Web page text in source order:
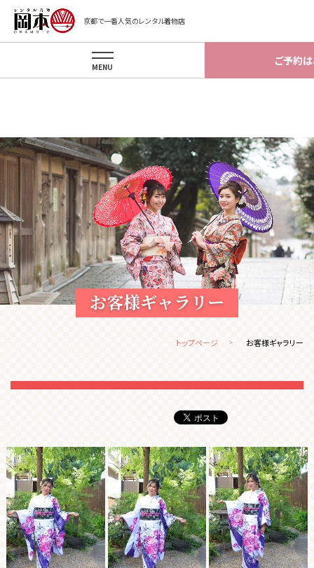
Warning: Invalid argument supplied for foreach() in
/home/okamotokyoto/okamotokyoto.xsrv.jp/app/template/
京都で一番人気のレンタル着物店
ご予約は
MENU
お客様ギャラリー
トップページ お客様ギャラリー